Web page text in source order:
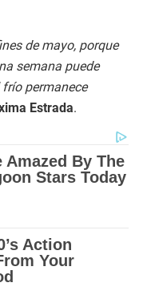
de mayo, porque
semana puede
permanece
Estrada.